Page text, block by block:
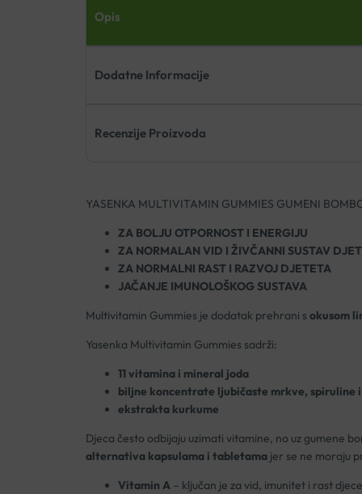
Opis
Dodatne Informacije
Recenzije Proizvoda
YASENKA MULTIVITAMIN GUMMIES GUMENI
ZA BOLJU OTPORNOST I ENERGIJU
ZA NORMALAN VID I ŽIVČANNI SUSTAV
ZA NORMALNI RAST I RAZVOJ DJETETA
JAČANJE IMUNOLOŠKOG SUSTAVA
Multivitamin Gummies je dodatak prehrani s okusom
Yasenka Multivitamin Gummies sadrži:
11 vitamina i mineral joda
biljne koncentrate ljubičaste mrkve, spiruline
ekstrakta kurkume
Djeca često odbijaju uzimati vitamine, no uz gumene
alternativa kapsulama i tabletamajer se ne moraju
Vitamin A – ključan je za vid, imunitet i rast djece